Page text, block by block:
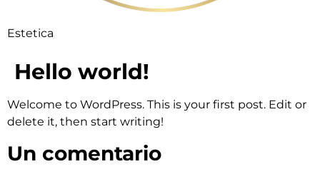
Estetica
Hello world!
Welcome to WordPress. This is your first post. Edit or
delete it, then start writing!
Un comentario